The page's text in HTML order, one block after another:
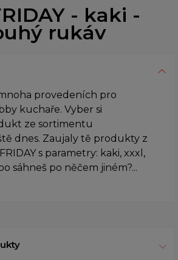
- kaki -
rukáv
mnoha provedeních pro
kuchaře. Vyber si
ze sortimentu
dnes. Zaujaly tě produkty z
s parametry: kaki, xxxl,
sáhneš po něčem jiném?...